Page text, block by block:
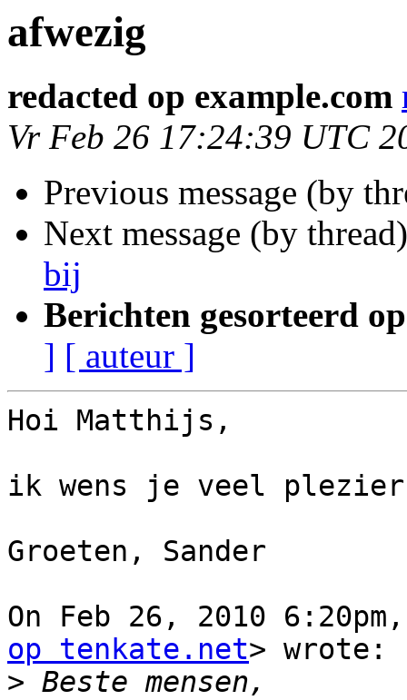
afwezig
redacted op example.com
Vr Feb 26 17:24:39 UTC
Previous message (by
Next message (by
bij
Berichten gesorteerd
] [ auteur ]
Hoi Matthijs,
ik wens je veel
Groeten, Sander
On Feb 26, 2010
op tenkate.net> wrote:
>